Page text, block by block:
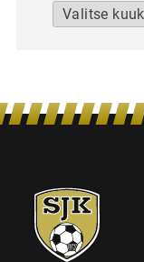
Arkistot
SJK-
juniorit